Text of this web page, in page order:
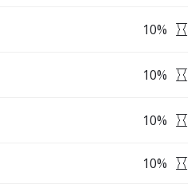
10%
10%
10%
10%